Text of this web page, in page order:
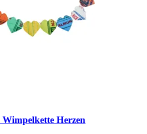
Wimpelkette Herzen